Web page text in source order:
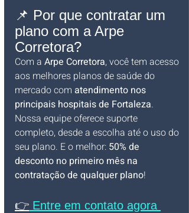
📌 Por que contratar um
plano com a Arpe
Corretora?
Com a Arpe Corretora, você tem acesso
aos melhores planos de saúde do
mercado com atendimento nos
principais hospitais de Fortaleza.
Nossa equipe oferece suporte
completo, desde a escolha até o uso do
seu plano. E o melhor: 50% de
desconto no primeiro mês na
contratação de qualquer plano!
👉 Entre em contato agora